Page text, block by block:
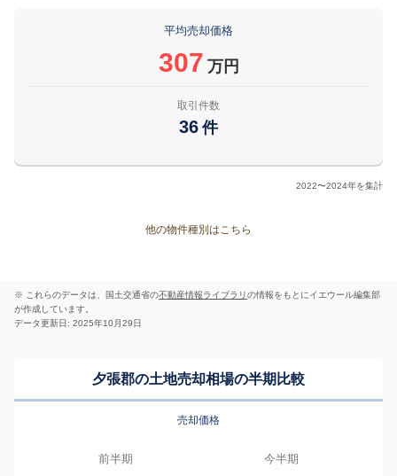
平均売却価格
307 万円
取引件数
36 件
2022〜2024年を集計
他の物件種別はこちら
※ これらのデータは、国土交通省の不動産情報ライブラリの情報をもとにイエウール編集部
が作成しています。
データ更新日: 2025年10月29日
夕張郡の土地売却相場の半期比較
売却価格
前半期 今半期